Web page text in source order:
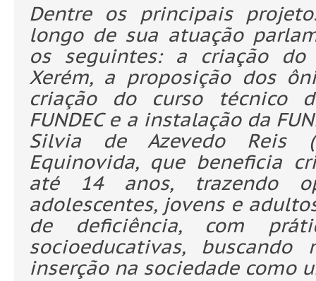
Dentre os principais
longo de sua atuação
os seguintes: a criação
Xerém, a proposição dos
criação do curso técnico
FUNDEC e a instalação da
Silvia de Azevedo Reis
Equinovida, que beneficia
até 14 anos, trazendo
adolescentes, jovens e
de deficiência, com
socioeducativas,
inserção na sociedade como